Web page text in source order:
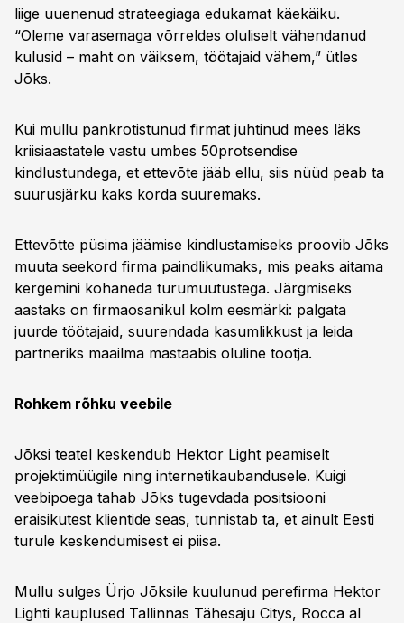
liige uuenenud strateegiaga edukamat käekäiku.
“Oleme varasemaga võrreldes oluliselt vähendanud
kulusid – maht on väiksem, töötajaid vähem,” ütles
Jõks.
Kui mullu pankrotistunud firmat juhtinud mees läks
kriisiaastatele vastu umbes 50protsendise
kindlustundega, et ettevõte jääb ellu, siis nüüd peab ta
suurusjärku kaks korda suuremaks.
Ettevõtte püsima jäämise kindlustamiseks proovib Jõks
muuta seekord firma paindlikumaks, mis peaks aitama
kergemini kohaneda turumuutustega. Järgmiseks
aastaks on firmaosanikul kolm eesmärki: palgata
juurde töötajaid, suurendada kasumlikkust ja leida
partneriks maailma mastaabis oluline tootja.
Rohkem rõhku veebile
Jõksi teatel keskendub Hektor Light peamiselt
projektimüügile ning internetikaubandusele. Kuigi
veebipoega tahab Jõks tugevdada positsiooni
eraisikutest klientide seas, tunnistab ta, et ainult Eesti
turule keskendumisest ei piisa.
Mullu sulges Ürjo Jõksile kuulunud perefirma Hektor
Lighti kauplused Tallinnas Tähesaju Citys, Rocca al